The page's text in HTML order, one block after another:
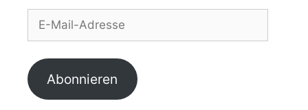
Mail-
Abonnieren